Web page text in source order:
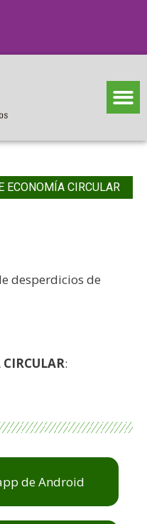
ECONOMÍA CIRCULAR
desperdicios de
:
de Android